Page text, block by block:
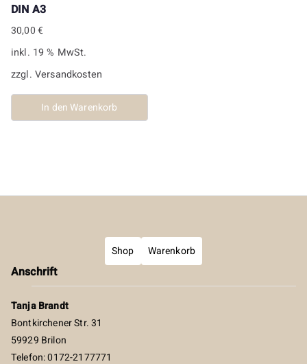
DIN A3
30,00€
inkl. 19 % MwSt.
zzgl. Versandkosten
In den Warenkorb
Shop Warenkorb
Anschrift
Tanja Brandt
Bontkirchener Str. 31
59929 Brilon
Telefon: 0172-2177771